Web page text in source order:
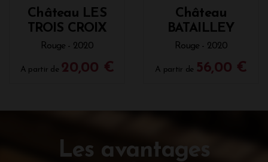
Château LES
TROIS CROIX
Rouge - 2020
A partir de 20,00 €
Château
BATAILLEY
Rouge - 2020
A partir de 56,00 €
Les avantages